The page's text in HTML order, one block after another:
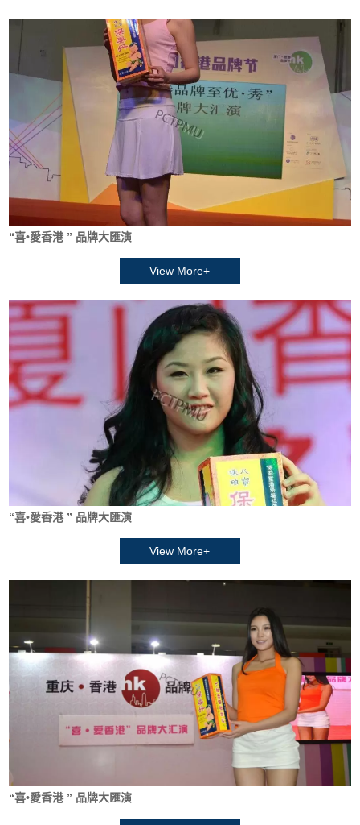
“喜•愛香港 ” 品牌大匯演
View More+
“喜•愛香港 ” 品牌大匯演
View More+
“喜•愛香港 ” 品牌大匯演